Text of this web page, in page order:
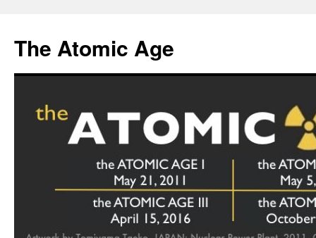
content
The Atomic Age